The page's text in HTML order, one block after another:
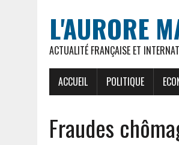
L'AURORE
ACTUALITÉ FRANÇAISE ET
ACCUEIL POLITIQUE
Fraudes